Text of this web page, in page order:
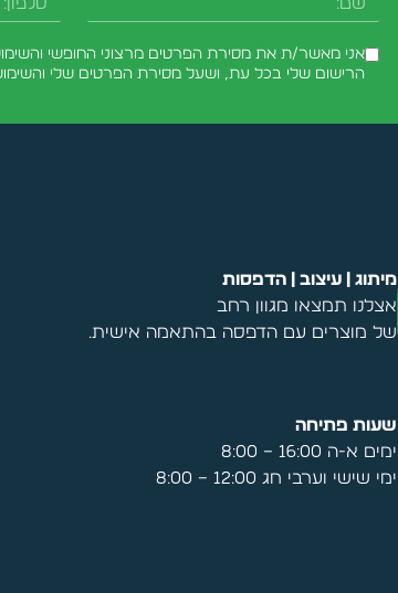
שם טלפון
אני מאשר/ת את מסירת הפרטים מרצוני החופשי
הרישום שלי בכל עת, ושעל מסירת הפרטים שלי
מיתוג | עיצוב | הדפסות
אצלנו תמצאו מגוון רחב
של מוצרים עם הדפסה בהתאמה אישית.
שעות פתיחה
ימים א-ה 16:00 – 8:00
ימי שישי וערבי חג 12:00 – 8:00